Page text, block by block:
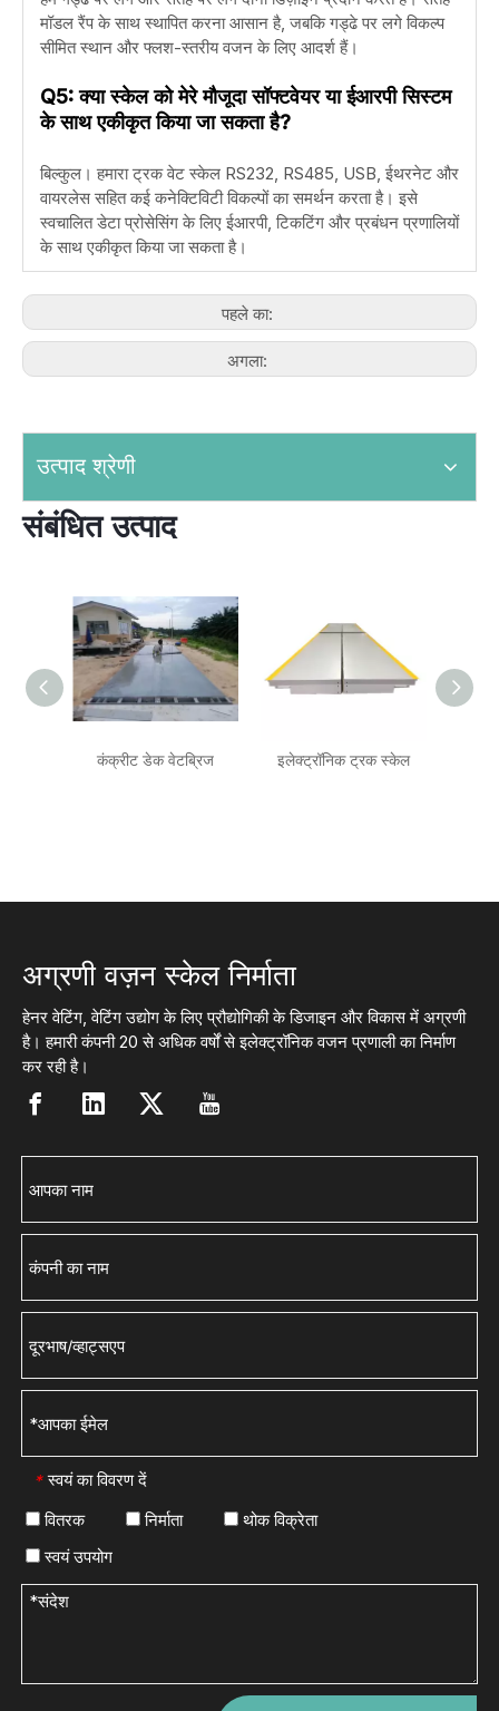
मॉडल रैंप के साथ स्थापित करना आसान है, जबकि गड्ढे पर लगे विकल्प
सीमित स्थान और फ्लश-स्तरीय वजन के लिए आदर्श हैं।
Q5: क्या स्केल को मेरे मौजूदा सॉफ्टवेयर या ईआरपी सिस्टम
के साथ एकीकृत किया जा सकता है?
बिल्कुल। हमारा ट्रक वेट स्केल RS232, RS485, USB, ईथरनेट और
वायरलेस सहित कई कनेक्टिविटी विकल्पों का समर्थन करता है। इसे
स्वचालित डेटा प्रोसेसिंग के लिए ईआरपी, टिकटिंग और प्रबंधन प्रणालियों
के साथ एकीकृत किया जा सकता है।
पहले का:
अगला:
उत्पाद श्रेणी
संबंधित उत्पाद
कंक्रीट डेक वेटब्रिज इलेक्ट्रॉनिक ट्रक स्केल
अग्रणी वज़न स्केल निर्माता
हेनर वेटिंग, वेटिंग उद्योग के लिए प्रौद्योगिकी के डिजाइन और विकास में अग्रणी
है। हमारी कंपनी 20 से अधिक वर्षों से इलेक्ट्रॉनिक वजन प्रणाली का निर्माण
कर रही है।
* स्वयं का विवरण दें
वितरक
निर्माता
थोक विक्रेता
स्वयं उपयोग